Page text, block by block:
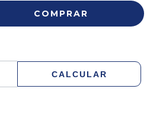
CALCULAR